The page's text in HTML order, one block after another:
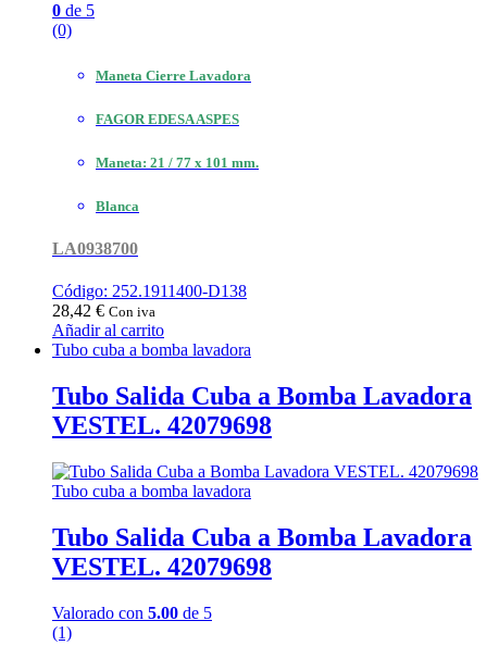
0 de 5
(0)
Maneta Cierre Lavadora
FAGOR EDESA ASPES
Maneta: 21 / 77 x 101 mm.
Blanca
LA0938700
Código: 252.1911400-D138
28,42 € Con iva
Añadir al carrito
Tubo cuba a bomba lavadora
Tubo Salida Cuba a Bomba Lavadora
VESTEL. 42079698
Tubo cuba a bomba lavadora
Tubo Salida Cuba a Bomba Lavadora
VESTEL. 42079698
Valorado con 5.00 de 5
(1)